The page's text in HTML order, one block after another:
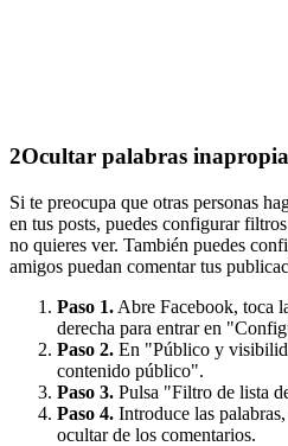
2Ocultar palabras
Si te preocupa que otras personas
en tus posts, puedes configurar
no quieres ver. También puedes
amigos puedan comentar tus
Paso 1. Abre Facebook, toca
derecha para entrar en
Paso 2. En "Público y
contenido público".
Paso 3. Pulsa "Filtro de lista
Paso 4. Introduce las
ocultar de los comentarios.